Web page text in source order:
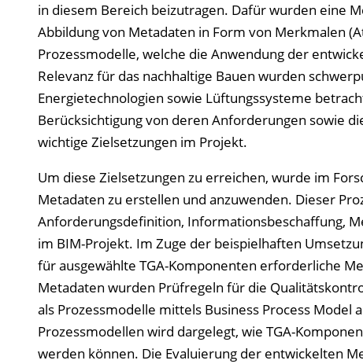
in diesem Bereich beizutragen. Dafür wurden eine
Abbildung von Metadaten in Form von Merkmalen
Prozessmodelle, welche die Anwendung der
Relevanz für das nachhaltige Bauen wurden
Energietechnologien sowie Lüftungssysteme
Berücksichtigung von deren Anforderungen sowie
wichtige Zielsetzungen im Projekt.
Um diese Zielsetzungen zu erreichen, wurde im
Metadaten zu erstellen und anzuwenden. Dieser
Anforderungsdefinition, Informationsbeschaffung,
im BIM-Projekt. Im Zuge der beispielhaften
für ausgewählte TGA-Komponenten erforderliche
Metadaten wurden Prüfregeln für die
als Prozessmodelle mittels Business Process
Prozessmodellen wird dargelegt, wie TGA-
werden können. Die Evaluierung der entwickelten